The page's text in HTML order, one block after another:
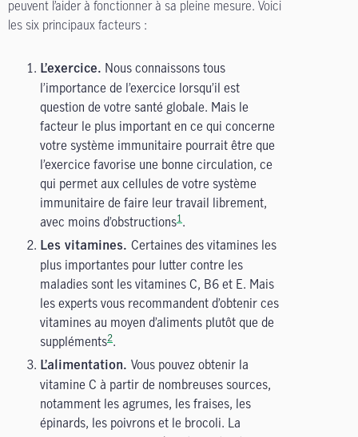
peuvent l’aider à fonctionner à sa pleine mesure. Voici
les six principaux facteurs :
L’exercice. Nous connaissons tous
l’importance de l’exercice lorsqu’il est
question de votre santé globale. Mais le
facteur le plus important en ce qui concerne
votre système immunitaire pourrait être que
l’exercice favorise une bonne circulation, ce
qui permet aux cellules de votre système
immunitaire de faire leur travail librement,
avec moins d’obstructions1.
Les vitamines. Certaines des vitamines les
plus importantes pour lutter contre les
maladies sont les vitamines C, B6 et E. Mais
les experts vous recommandent d’obtenir ces
vitamines au moyen d’aliments plutôt que de
suppléments2.
L’alimentation. Vous pouvez obtenir la
vitamine C à partir de nombreuses sources,
notamment les agrumes, les fraises, les
épinards, les poivrons et le brocoli. La